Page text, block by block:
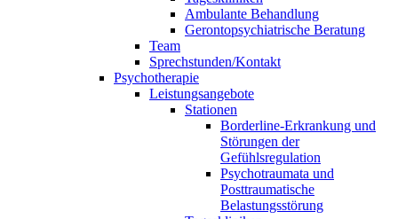
Ambulante Behandlung
Gerontopsychiatrische Beratung
Team
Sprechstunden/Kontakt
Psychotherapie
Leistungsangebote
Stationen
Borderline-Erkrankung und
Störungen der
Gefühlsregulation
Psychotraumata und
Posttraumatische
Belastungsstörung